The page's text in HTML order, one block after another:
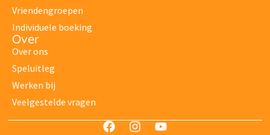
Vriendengroepen
Individuele boeking
Over
Over ons
Speluitleg
Werken bij
Veelgestelde vragen